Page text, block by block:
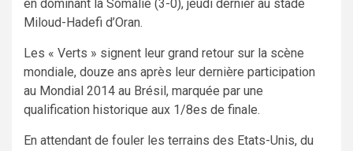
en dominant la Somalie (3-0), jeudi dernier au stade
Miloud-Hadefi d’Oran.
Les « Verts » signent leur grand retour sur la scène
mondiale, douze ans après leur dernière participation
au Mondial 2014 au Brésil, marquée par une
qualification historique aux 1/8es de finale.
En attendant de fouler les terrains des Etats-Unis, du